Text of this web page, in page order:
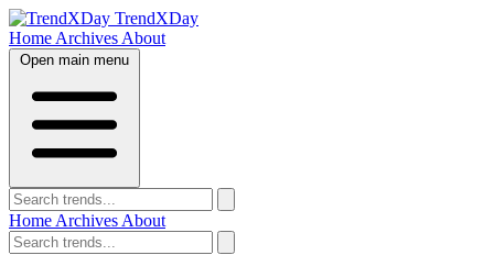
TrendXDay
Home Archives About
Open main menu
Home Archives About